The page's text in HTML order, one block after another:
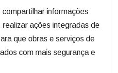
informações
ações integradas de
que obras e serviços de
com mais segurança e